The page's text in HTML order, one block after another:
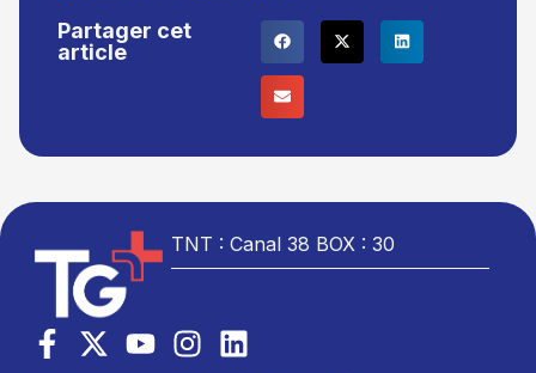
Partager cet
article
TNT : Canal 38 BOX : 30